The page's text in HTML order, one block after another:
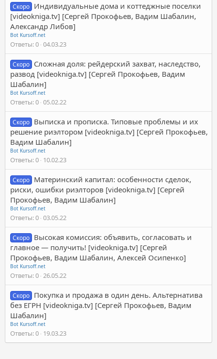
Скоро Индивидуальные дома и коттеджные поселки
[videokniga.tv] [Сергей Прокофьев, Вадим Шабалин,
Александр Либов]
Bot Kursoff.net
Ответы 0 04.03.23
Скоро Сложная доля: рейдерский захват, наследство,
развод [videokniga.tv] [Сергей Прокофьев, Вадим
Шабалин]
Bot Kursoff.net
Ответы 0 05.02.22
Скоро Выписка и прописка. Типовые проблемы и их
решение риэлтором [videokniga.tv] [Сергей Прокофьев,
Вадим Шабалин]
Bot Kursoff.net
Ответы 0 10.02.23
Скоро Материнский капитал: особенности сделок,
риски, ошибки риэлторов [videokniga.tv] [Сергей
Прокофьев, Вадим Шабалин]
Bot Kursoff.net
Ответы 0 03.05.22
Скоро Высокая комиссия: объявить, согласовать и
главное — получить! [videokniga.tv] [Сергей
Прокофьев, Вадим Шабалин, Алексей Осипенко]
Bot Kursoff.net
Ответы 0 26.05.22
Скоро Покупка и продажа в один день. Альтернатива
без ЕГРН [videokniga.tv] [Сергей Прокофьев, Вадим
Шабалин]
Bot Kursoff.net
Ответы 0 19.03.23